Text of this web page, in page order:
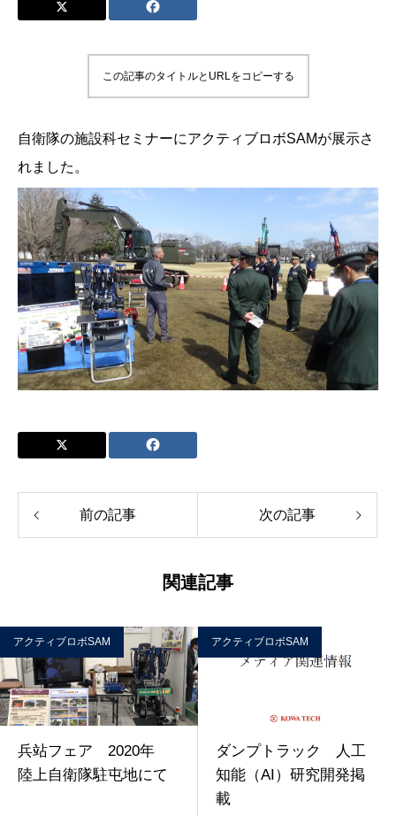
この記事のタイトルとURLをコピーする
自衛隊の施設科セミナーにアクティブロボSAMが展示さ
れました。
前の記事 次の記事
関連記事
アクティブロボSAM
兵站フェア 2020年
陸上自衛隊駐屯地にて
アクティブロボSAM
ダンプトラック 人工
知能（AI）研究開発掲
載